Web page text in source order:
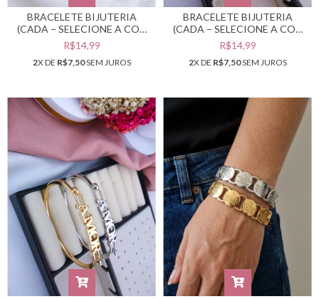
BRACELETE BIJUTERIA
(CADA – SELECIONE A COR
DESEJADA) #PB0302412
R$14,99
2X DE R$7,50SEM JUROS
BRACELETE BIJUTERIA
(CADA – SELECIONE A COR
DESEJADA) #PB0302407
R$14,99
2X DE R$7,50SEM JUROS